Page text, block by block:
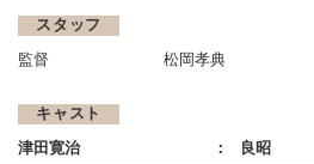
スタッフ
監督 松岡孝典
キャスト
津田寛治 良昭